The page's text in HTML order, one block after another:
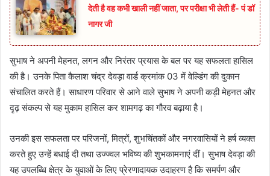
देती है वह कभी खाली नहीं जाता, पर परीक्षा भी लेती हैं- पं डॉ
नागर जी
सुभाष ने अपनी मेहनत, लगन और निरंतर प्रयास के बल पर यह सफलता हासिल
की है। उनके पिता कैलाश चंद्र देवड़ा वार्ड क्रमांक 03 में वेल्डिंग की दुकान
संचालित करते हैं। साधारण परिवार से आने वाले सुभाष ने अपनी कड़ी मेहनत और
दृढ़ संकल्प से यह मुकाम हासिल कर शामगढ़ का गौरव बढ़ाया है।
उनकी इस सफलता पर परिजनों, मित्रों, शुभचिंतकों और नगरवासियों ने हर्ष व्यक्त
करते हुए उन्हें बधाई दी तथा उज्ज्वल भविष्य की शुभकामनाएं दीं। सुभाष देवड़ा की
यह उपलब्धि क्षेत्र के युवाओं के लिए प्रेरणादायक उदाहरण है कि समर्पण और